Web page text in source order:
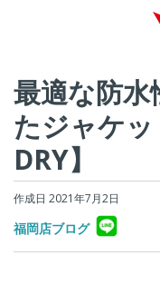
最適な防水
たジャケッ
DRY】
作成日 2021年7月2日
福岡店ブログ